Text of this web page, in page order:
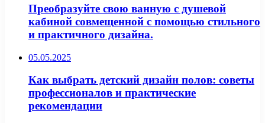
Преобразуйте свою ванную с душевой
кабиной совмещенной с помощью стильного
и практичного дизайна.
05.05.2025
Как выбрать детский дизайн полов: советы
профессионалов и практические
рекомендации